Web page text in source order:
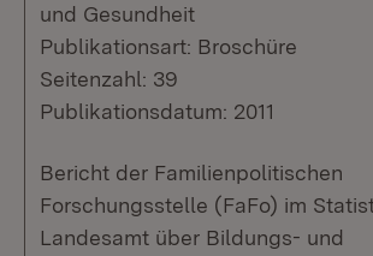
und Gesundheit
Publikationsart: Broschüre
Seitenzahl: 39
Publikationsdatum: 2011
Bericht der Familienpolitischen
Forschungsstelle (FaFo) im
Landesamt über Bildungs- und